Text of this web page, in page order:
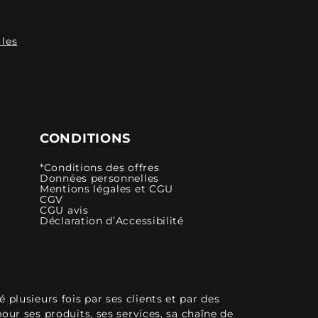
CONDITIONS
*Conditions des offres
Données personnelles
Mentions légales et CGU
CGV
CGU avis
Déclaration d’Accessibilité
plusieurs fois par ses clients et par des
ses produits, ses services, sa chaîne de